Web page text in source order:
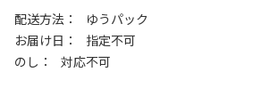
配送方法
ゆうパック
お届け日
指定不可
のし
対応不可